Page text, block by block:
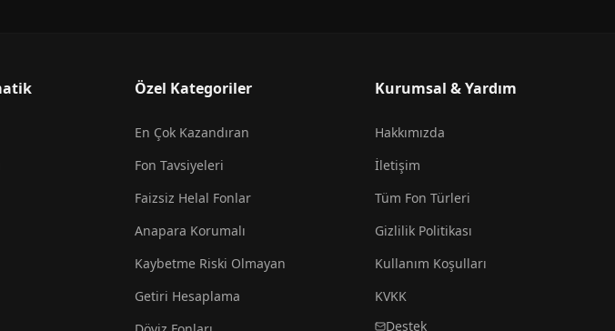
Özel Kategoriler
En Çok Kazandıran
Fon Tavsiyeleri
Faizsiz Helal Fonlar
Anapara Korumalı
Kaybetme Riski Olmayan
Getiri Hesaplama
Kurumsal & Yardım
Hakkımızda
İletişim
Tüm Fon Türleri
Gizlilik Politikası
Kullanım Koşulları
KVKK
Destek